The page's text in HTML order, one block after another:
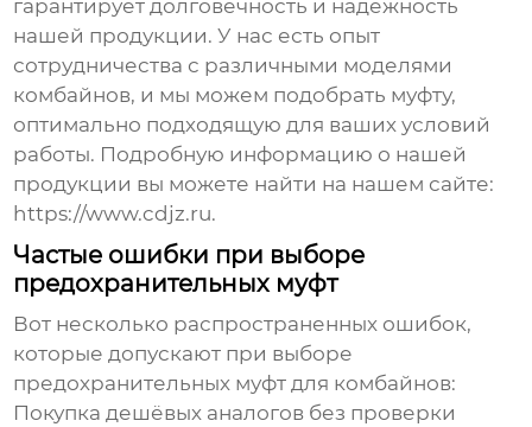
гарантирует долговечность и надежность
нашей продукции. У нас есть опыт
сотрудничества с различными моделями
комбайнов, и мы можем подобрать муфту,
оптимально подходящую для ваших условий
работы. Подробную информацию о нашей
продукции вы можете найти на нашем сайте:
https://www.cdjz.ru.
Частые ошибки при выборе
предохранительных муфт
Вот несколько распространенных ошибок,
которые допускают при выборе
предохранительных муфт для комбайнов:
Покупка дешёвых аналогов без проверки